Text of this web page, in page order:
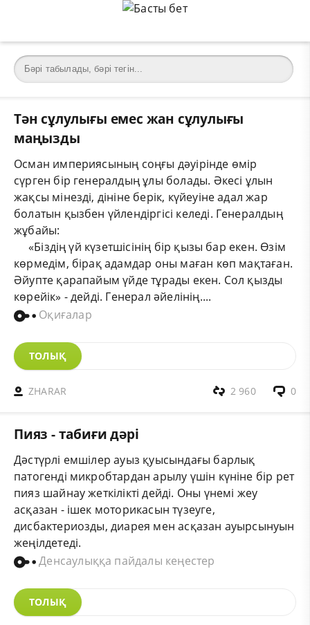
Тән сұлулығы емес жан сұлулығы
маңызды
Осман империясының соңғы дәуірінде өмір
сүрген бір генералдың ұлы болады. Әкесі ұлын
жақсы мінезді, дініне берік, күйеуіне адал жар
болатын қызбен үйлендіргісі келеді. Генералдың
жұбайы:
«Біздің үй күзетшісінің бір қызы бар екен. Өзім
көрмедім, бірақ адамдар оны маған көп мақтаған.
Әйупте қарапайым үйде тұрады екен. Сол қызды
көрейік» - дейді. Генерал әйелінің....
Оқиғалар
ТОЛЫҚ
ZHARAR 0
2 960
Пияз - табиғи дәрі
Дәстүрлі емшілер ауыз қуысындағы барлық
патогенді микробтардан арылу үшін күніне бір рет
пияз шайнау жеткілікті дейді. Оны үнемі жеу
асқазан - ішек моторикасын түзеуге,
дисбактериозды, диарея мен асқазан ауырсынуын
жеңілдетеді.
Денсаулыққа пайдалы кеңестер
ТОЛЫҚ